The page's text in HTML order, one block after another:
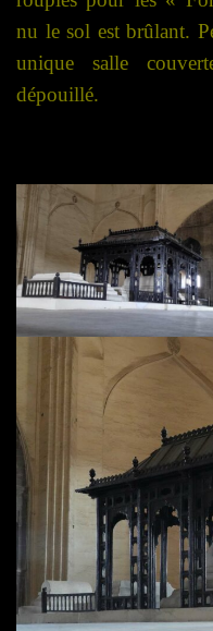
nu le sol est brûlant.
unique salle
dépouillé.